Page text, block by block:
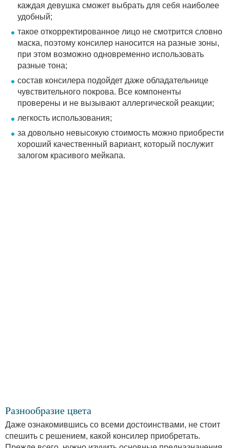
каждая девушка сможет выбрать для себя наиболее
удобный;
такое откорректированное лицо не смотрится словно
маска, поэтому консилер наносится на разные зоны,
при этом возможно одновременно использовать
разные тона;
состав консилера подойдет даже обладательнице
чувствительного покрова. Все компоненты
проверены и не вызывают аллергической реакции;
легкость использования;
за довольно невысокую стоимость можно приобрести
хороший качественный вариант, который послужит
залогом красивого мейкапа.
Разнообразие цвета
Даже ознакомившись со всеми достоинствами, не стоит
спешить с решением, какой консилер приобретать.